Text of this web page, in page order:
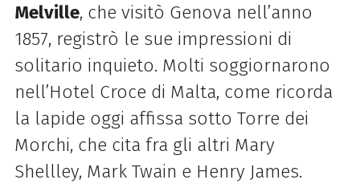
Melville, che visitò Genova nell’anno
1857, registrò le sue impressioni di
solitario inquieto. Molti soggiornarono
nell’Hotel Croce di Malta, come ricorda
la lapide oggi affissa sotto Torre dei
Morchi, che cita fra gli altri Mary
Shellley, Mark Twain e Henry James.